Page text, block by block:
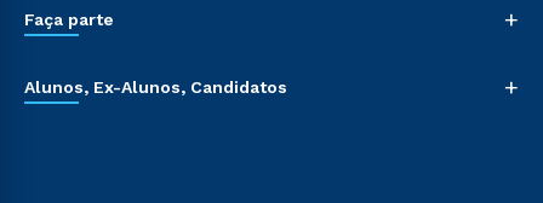
Faça parte +
Alunos, Ex-Alunos, Candidatos +